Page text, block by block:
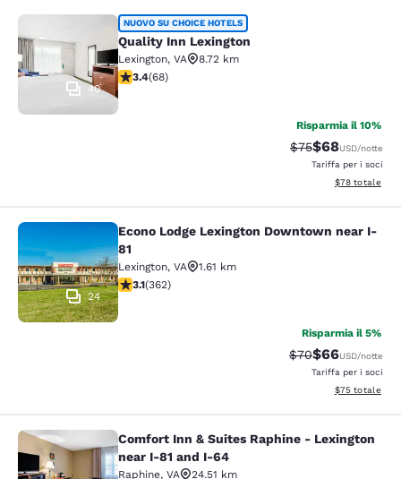
Quality Inn Lexington
40
NUOVO SU CHOICE HOTELS
Quality Inn Lexington
Lexington, VA
8.72 km
Valutazione di 3.38 stelle. Buono. 68 recensioni
3.4(68)
Risparmia il 10%
Tariffa di
$75Tariffa
$68USD/notte
Tariffa per i soci
Visualizza i
$78 totale
Econo Lodge Lexington Downtown
24
Econo Lodge Lexington Downtown near I-
81
Lexington, VA
1.61 km
Valutazione di 3.06 stelle. Discreto. 362 recensioni
3.1(362)
Risparmia il 5%
Tariffa di
$70Tariffa
$66USD/notte
Tariffa per i soci
Visualizza i
$75 totale
Comfort Inn & Suites Raphine -
Comfort Inn & Suites Raphine - Lexington
near I-81 and I-64
Raphine, VA 24.51 km